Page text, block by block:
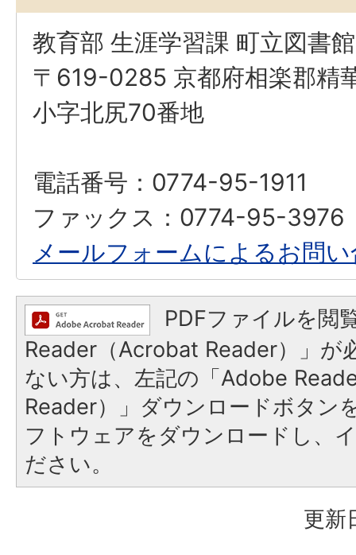
教育部 生涯学習課 町立図書館
〒619-0285 京都府相楽郡精
小字北尻70番地
電話番号：0774-95-1911
ファックス：0774-95-3976
メールフォームによるお問
PDFファイルを閲
Reader（Acrobat Reader）」が
ない方は、左記の「Adobe
Reader）」ダウンロードボタン
フトウェアをダウンロードし、
ださい。
更新